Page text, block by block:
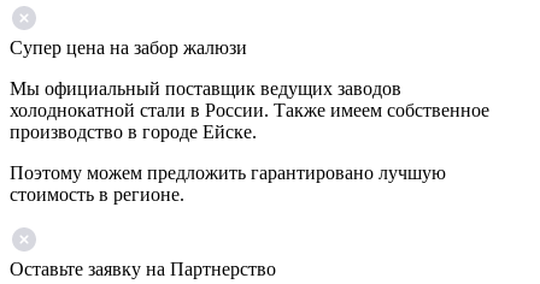
Супер цена на забор жалюзи
Мы официальный поставщик ведущих заводов
холоднокатной стали в России. Также имеем собственное
производство в городе Ейске.
Поэтому можем предложить гарантировано лучшую
стоимость в регионе.
Оставьте заявку на Партнерство